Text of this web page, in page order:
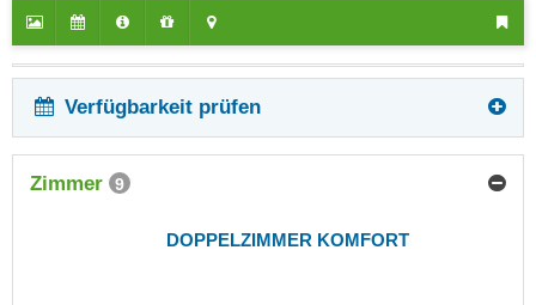
Verfügbarkeit prüfen
Zimmer 9
DOPPELZIMMER KOMFORT